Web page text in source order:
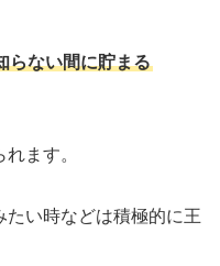
らない間に貯まる
ます。
たい時などは積極的に王